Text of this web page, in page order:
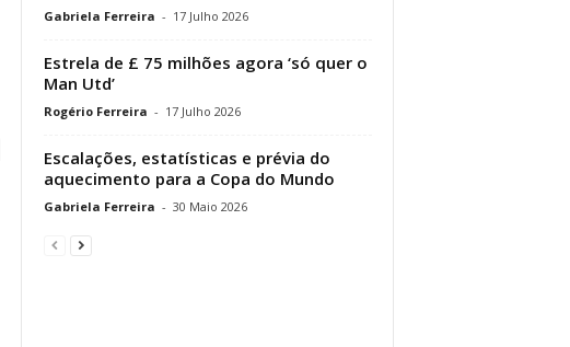
Gabriela Ferreira - 17 Julho 2026
Estrela de £ 75 milhões agora ‘só quer o
Man Utd’
Rogério Ferreira - 17 Julho 2026
Escalações, estatísticas e prévia do
aquecimento para a Copa do Mundo
Gabriela Ferreira - 30 Maio 2026